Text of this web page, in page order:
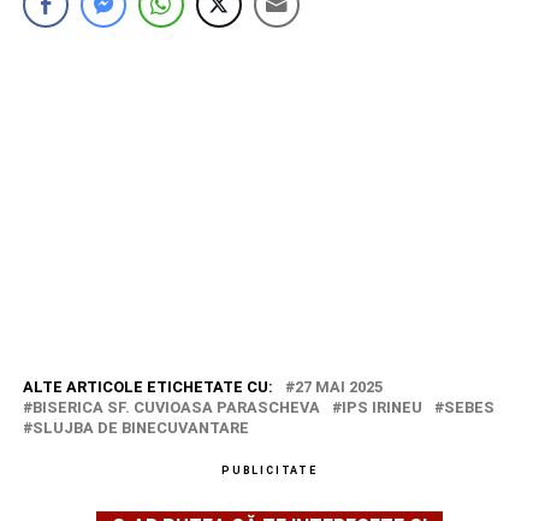
ALTE ARTICOLE ETICHETATE CU:
27 MAI 2025
BISERICA SF. CUVIOASA PARASCHEVA
IPS IRINEU
SEBES
SLUJBA DE BINECUVANTARE
PUBLICITATE